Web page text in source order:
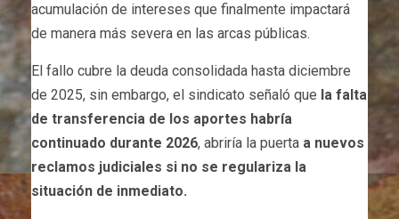
acumulación de intereses que finalmente impactará
de manera más severa en las arcas públicas.
El fallo cubre la deuda consolidada hasta diciembre
de 2025, sin embargo, el sindicato señaló que la falta
de transferencia de los aportes habría
continuado durante 2026, abriría la puerta a nuevos
reclamos judiciales si no se regulariza la
situación de inmediato.